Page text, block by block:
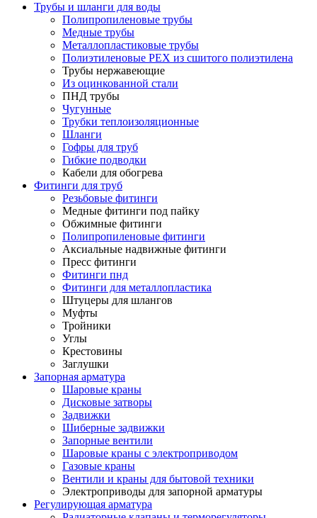
Трубы и шланги для воды
Полипропиленовые трубы
Медные трубы
Металлопластиковые трубы
Полиэтиленовые PEX из сшитого полиэтилена
Трубы нержавеющие
Из оцинкованной стали
ПНД трубы
Чугунные
Трубки теплоизоляционные
Шланги
Гофры для труб
Гибкие подводки
Кабели для обогрева
Фитинги для труб
Резьбовые фитинги
Медные фитинги под пайку
Обжимные фитинги
Полипропиленовые фитинги
Аксиальные надвижные фитинги
Пресс фитинги
Фитинги пнд
Фитинги для металлопластика
Штуцеры для шлангов
Муфты
Тройники
Углы
Крестовины
Заглушки
Запорная арматура
Шаровые краны
Дисковые затворы
Задвижки
Шиберные задвижки
Запорные вентили
Шаровые краны с электроприводом
Газовые краны
Вентили и краны для бытовой техники
Электроприводы для запорной арматуры
Регулирующая арматура